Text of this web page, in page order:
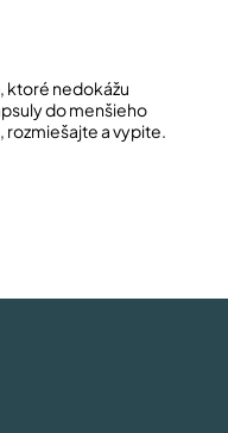
ktoré nedokážu
do menšieho
rozmiešajte a vypite.